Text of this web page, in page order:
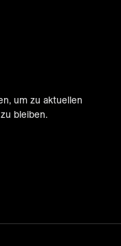
um zu aktuellen
bleiben.